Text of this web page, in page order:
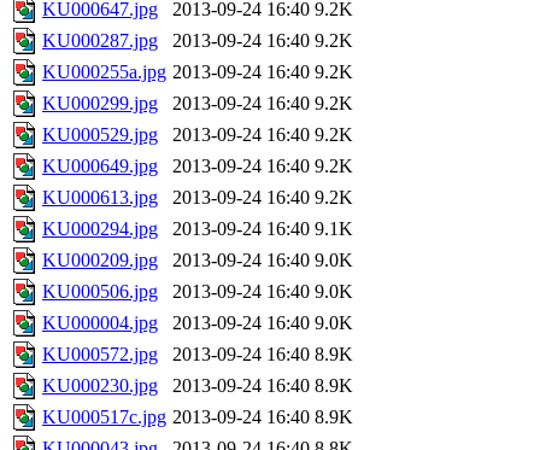
KU000647.jpg
2013-09-24 16:40 9.2K
KU000287.jpg
2013-09-24 16:40 9.2K
KU000255a.jpg 2013-09-24 16:40 9.2K
KU000299.jpg
2013-09-24 16:40 9.2K
KU000529.jpg
2013-09-24 16:40 9.2K
KU000649.jpg
2013-09-24 16:40 9.2K
KU000613.jpg
2013-09-24 16:40 9.2K
KU000294.jpg
2013-09-24 16:40 9.1K
KU000209.jpg
2013-09-24 16:40 9.0K
KU000506.jpg
2013-09-24 16:40 9.0K
KU000004.jpg
2013-09-24 16:40 9.0K
KU000572.jpg
2013-09-24 16:40 8.9K
KU000230.jpg
2013-09-24 16:40 8.9K
KU000517c.jpg 2013-09-24 16:40 8.9K